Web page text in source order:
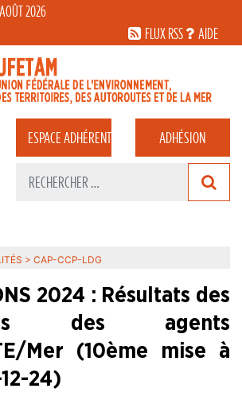
2026
FLUX RSS
AIDE
ESPACEADHÉRENT ADHÉSION
> CAP-CCP-LDG
2024 : Résultats des
des agents
Mer (10ème mise à
24)